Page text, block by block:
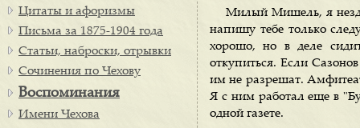
Милый Мишель, я
напишу тебе только
хорошо, но в деле
откупиться. Если
им не разрешат.
Я с ним работал еще в
одной газете.
Цитаты и афоризмы
Письма за 1875-1904 года
Статьи, наброски, отрывки
Сочинения по Чехову
Воспоминания
Имени Чехова